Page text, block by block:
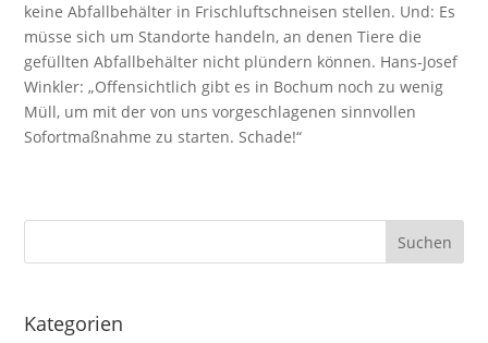
keine Abfallbehälter in Frischluftschneisen stellen. Und: Es
müsse sich um Standorte handeln, an denen Tiere die
gefüllten Abfallbehälter nicht plündern können. Hans-Josef
Winkler: „Offensichtlich gibt es in Bochum noch zu wenig
Müll, um mit der von uns vorgeschlagenen sinnvollen
Sofortmaßnahme zu starten. Schade!“
Kategorien